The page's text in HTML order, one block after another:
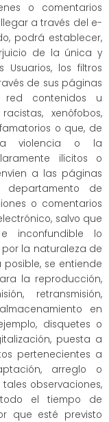
o comentarios
a través del e-
podrá establecer,
de la única y
Usuarios, los filtros
de sus páginas
contenidos u
xenófobos,
o que, de
la violencia o la
ilícitos o
a las páginas
departamento de
o comentarios
salvo que
inconfundible lo
la naturaleza de
posible, se entiende
la reproducción,
retransmisión,
en
disquetes o
puesta a
pertenecientes a
arreglo o
observaciones,
el tiempo de
que esté previsto